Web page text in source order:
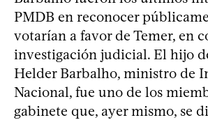
PMDB en reconocer
votarían a favor de Temer, en
investigación judicial. El hijo
Helder Barbalho, ministro de
Nacional, fue uno de los
gabinete que, ayer mismo, se